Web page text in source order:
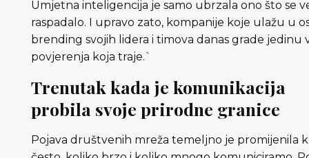
Umjetna inteligencija je samo ubrzala ono što se
raspadalo. I upravo zato, kompanije koje ulažu u
brending svojih lidera i timova danas grade jedinu
povjerenja koja traje.`
Trenutak kada je komunikacija
probila svoje prirodne granice
Pojava društvenih mreža temeljno je promijenila